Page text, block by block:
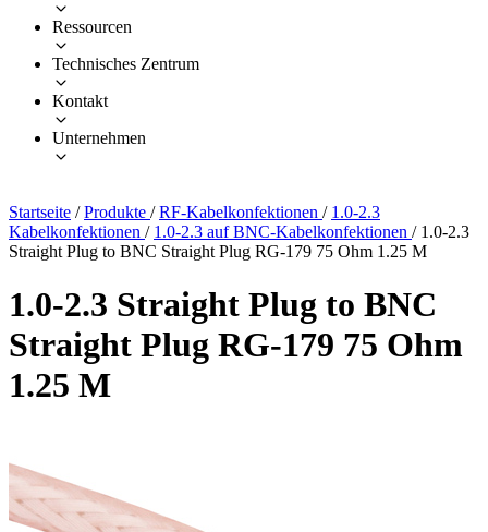
Ressourcen
Technisches Zentrum
Kontakt
Unternehmen
Startseite / Produkte / RF-Kabelkonfektionen / 1.0-2.3
Kabelkonfektionen / 1.0-2.3 auf BNC-Kabelkonfektionen / 1.0-2.3
Straight Plug to BNC Straight Plug RG-179 75 Ohm 1.25 M
1.0-2.3 Straight Plug to BNC
Straight Plug RG-179 75 Ohm
1.25 M